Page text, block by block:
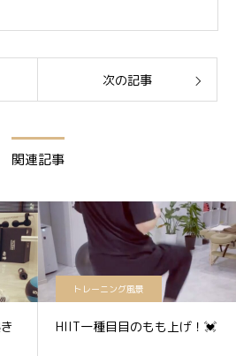
次の記事
関連記事
トレーニング風景
HIIT一種目目のもも上げ！💓